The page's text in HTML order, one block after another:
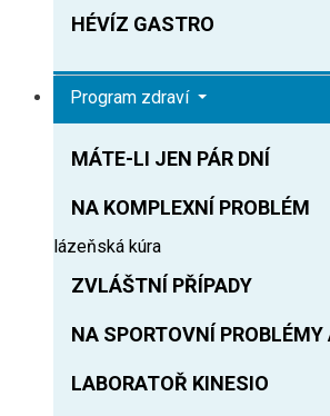
HÉVÍZ GASTRO
Program zdraví
MÁTE-LI JEN PÁR DNÍ
NA KOMPLEXNÍ PROBLÉM
lázeňská kúra
ZVLÁŠTNÍ PŘÍPADY
NA SPORTOVNÍ PROBLÉMY
LABORATOŘ KINESIO